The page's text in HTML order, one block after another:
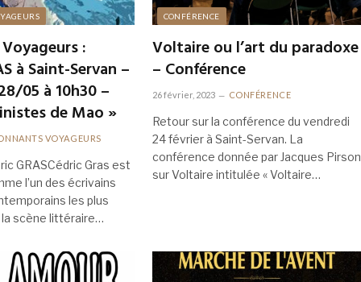
:
à Saint-Servan –
05 à 10h30 –
de Mao »
VOYAGEURS
GRASCédric Gras est
l’un des écrivains
les plus
scène littéraire…
CONFÉRENCE
Voltaire ou l’art du paradoxe
– Conférence
26 février, 2023 CONFÉRENCE
Retour sur la conférence du vendredi
24 février à Saint-Servan. La
conférence donnée par Jacques Pirson
sur Voltaire intitulée « Voltaire…